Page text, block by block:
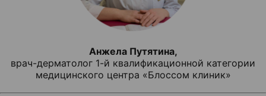
Анжела Путятина,
врач-дерматолог 1-й квалификационной категории
медицинского центра «Блоссом клиник»